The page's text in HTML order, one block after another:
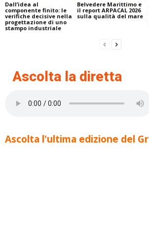
Dall’idea al
componente finito: le
verifiche decisive nella
progettazione di uno
stampo industriale
Belvedere Marittimo e
il report ARPACAL 2026
sulla qualità del mare
Ascolta la diretta
Ascolta l'ultima edizione del Gr